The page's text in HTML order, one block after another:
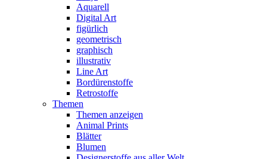
Aquarell
Digital Art
figürlich
geometrisch
graphisch
illustrativ
Line Art
Bordürenstoffe
Retrostoffe
Themen
Themen anzeigen
Animal Prints
Blätter
Blumen